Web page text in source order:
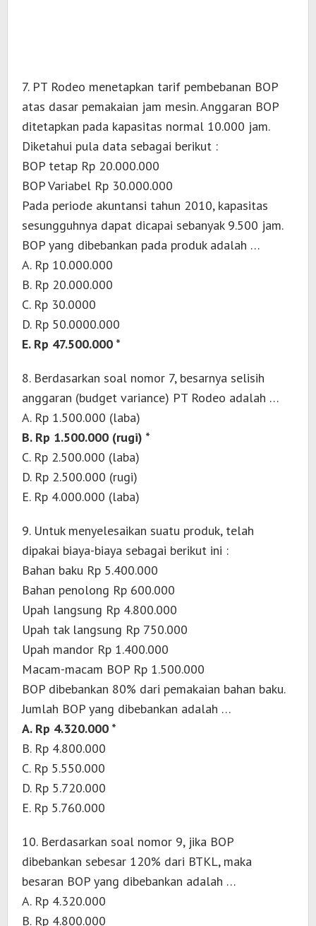
7. PT Rodeo menetapkan tarif pembebanan BOP
atas dasar pemakaian jam mesin. Anggaran BOP
ditetapkan pada kapasitas normal 10.000 jam.
Diketahui pula data sebagai berikut :
BOP tetap Rp 20.000.000
BOP Variabel Rp 30.000.000
Pada periode akuntansi tahun 2010, kapasitas
sesungguhnya dapat dicapai sebanyak 9.500 jam.
BOP yang dibebankan pada produk adalah …
A. Rp 10.000.000
B. Rp 20.000.000
C. Rp 30.0000
D. Rp 50.0000.000
E. Rp 47.500.000 *
8. Berdasarkan soal nomor 7, besarnya selisih
anggaran (budget variance) PT Rodeo adalah …
A. Rp 1.500.000 (laba)
B. Rp 1.500.000 (rugi) *
C. Rp 2.500.000 (laba)
D. Rp 2.500.000 (rugi)
E. Rp 4.000.000 (laba)
9. Untuk menyelesaikan suatu produk, telah
dipakai biaya-biaya sebagai berikut ini :
Bahan baku Rp 5.400.000
Bahan penolong Rp 600.000
Upah langsung Rp 4.800.000
Upah tak langsung Rp 750.000
Upah mandor Rp 1.400.000
Macam-macam BOP Rp 1.500.000
BOP dibebankan 80% dari pemakaian bahan baku.
Jumlah BOP yang dibebankan adalah …
A. Rp 4.320.000 *
B. Rp 4.800.000
C. Rp 5.550.000
D. Rp 5.720.000
E. Rp 5.760.000
10. Berdasarkan soal nomor 9, jika BOP
dibebankan sebesar 120% dari BTKL, maka
besaran BOP yang dibebankan adalah …
A. Rp 4.320.000
B. Rp 4.800.000